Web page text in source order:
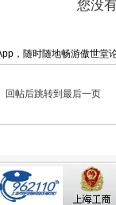
，随时随地畅游傲世堂
回帖后跳转到最后一页